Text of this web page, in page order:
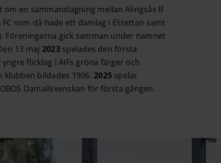
en sammanslagning mellan Alingsås IF
som då hade ett damlag i Elitettan samt
Föreningarna gick samman under namnet
13 maj 2023spelades den första
flicklag i AIFs gröna färger och
klubben bildades 1906. 2025 spelar
Damallsvenskan för första gången.